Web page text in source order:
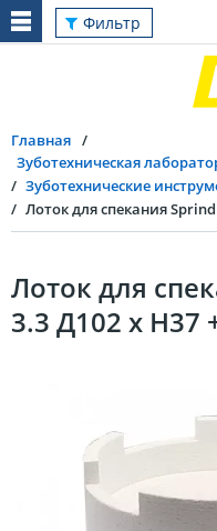
Фильтр
Главная
Зуботехническая
Зуботехнические
Лоток для спекания
Лоток для
3.3 Д102 x H37